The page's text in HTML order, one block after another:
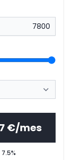
0,00€
0,00€
0,00€
0,00€
€/mes
7.5%